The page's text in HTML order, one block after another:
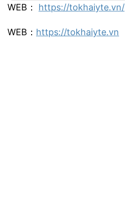
WEB： https://tokhaiyte.vn/
WEB： https://tokhaiyte.vn